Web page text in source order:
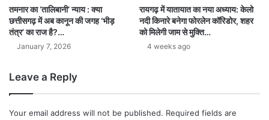
तमनार का ‘तालिबानी’ न्याय : क्या
छत्तीसगढ़ में अब कानून की जगह ‘भीड़
तंत्र’ का राज है?…
January 7, 2026
रायगढ़ में यातायात का नया अध्याय: केलो
नदी किनारे बनेगा फोरलेन कॉरिडोर, शहर
को मिलेगी जाम से मुक्ति…
4 weeks ago
Leave a Reply
Your email address will not be published. Required fields are